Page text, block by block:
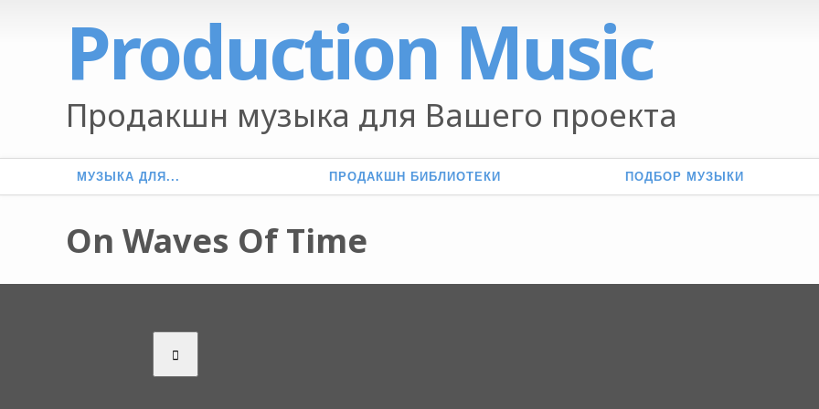
Production Music
Продакшн музыка для Вашего проекта
МУЗЫКА ДЛЯ... ПРОДАКШН БИБЛИОТЕКИ ПОДБОР МУЗЫКИ
On Waves Of Time